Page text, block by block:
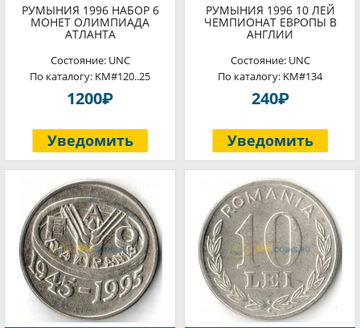
РУМЫНИЯ 1996 НАБОР 6
МОНЕТ ОЛИМПИАДА
АТЛАНТА
Состояние: UNC
По каталогу: KM#120..25
1200P
Уведомить
РУМЫНИЯ 1996 10 ЛЕЙ
ЧЕМПИОНАТ ЕВРОПЫ В
АНГЛИИ
Состояние: UNC
По каталогу: KM#134
240P
Уведомить